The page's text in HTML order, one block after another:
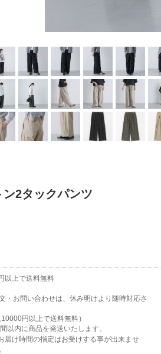
2タックパンツ
以上で送料無料
・お問い合わせは、休み明けより随時対応さ
円以上で送料無料）
以内に商品を発送いたします。
届け時間の指定はお受けする事が出来ませ